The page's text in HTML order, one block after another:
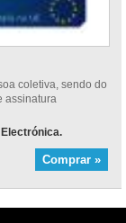
coletiva, sendo do
assinatura
Comprar »